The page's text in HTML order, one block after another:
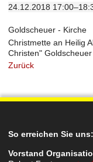
24.12.2018
Goldscheuer - Kirche
Christmette an Heilig
Christen" Goldscheuer
Zurück
So erreichen Sie uns:
Vorstand